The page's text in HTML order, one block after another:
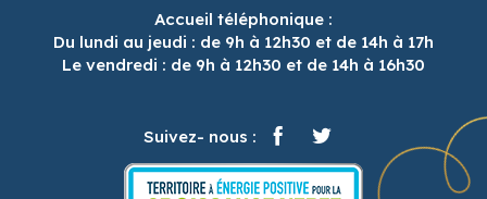
Accueil téléphonique :
Du lundi au jeudi : de 9h à 12h30 et de 14h à 17h
Le vendredi : de 9h à 12h30 et de 14h à 16h30
Suivez- nous :